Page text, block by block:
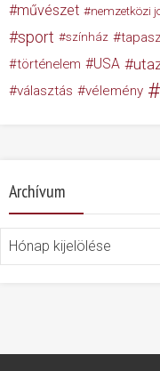
művészet nemzetközi
sport színház
történelem USA
választás vélemény
Archívum
Archívum